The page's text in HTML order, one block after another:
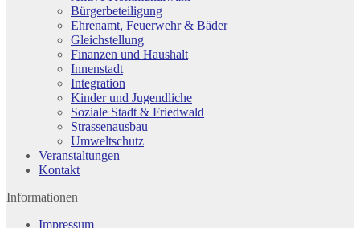
Bürgerbeteiligung
Ehrenamt, Feuerwehr & Bäder
Gleichstellung
Finanzen und Haushalt
Innenstadt
Integration
Kinder und Jugendliche
Soziale Stadt & Friedwald
Strassenausbau
Umweltschutz
Veranstaltungen
Kontakt
Informationen
Impressum